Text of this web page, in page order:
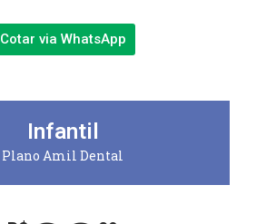
Cotar via WhatsApp
Infantil
Plano Amil Dental